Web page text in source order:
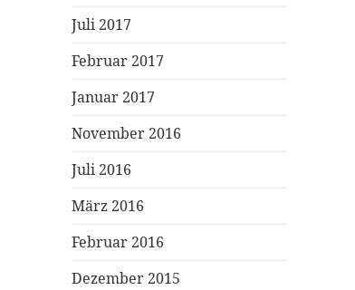
Juli 2017
Februar 2017
Januar 2017
November 2016
Juli 2016
März 2016
Februar 2016
Dezember 2015